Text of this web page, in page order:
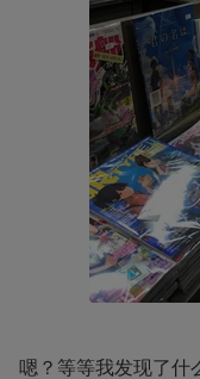
嗯？等等我发现了什